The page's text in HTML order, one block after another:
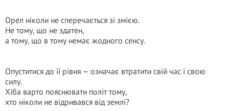
Орел ніколи не сперечається зі змією.
Не тому, що не здатен,
а тому, що в тому немає жодного сенсу.
Опуститися до її рівня — означає втратити свій час і свою
силу.
Хіба варто пояснювати політ тому,
хто ніколи не відривався від землі?